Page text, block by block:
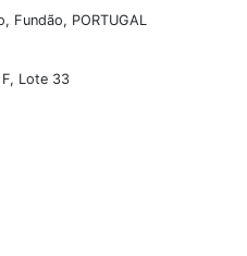
PORTUGAL
Lote 33